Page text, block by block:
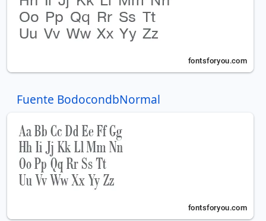
Fuente BodocondbNormal